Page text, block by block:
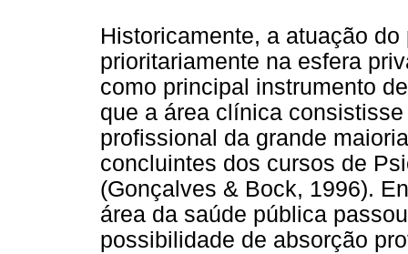
Historicamente, a atuação
prioritariamente na esfera
como principal instrumento
que a área clínica
profissional da grande
concluintes dos cursos de
(Gonçalves & Bock, 1996).
área da saúde pública
possibilidade de absorção